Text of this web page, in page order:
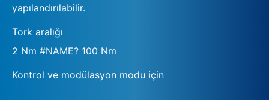
yapılandırılabilir.
Tork aralığı
2 Nm #NAME? 100 Nm
Kontrol ve modülasyon modu için